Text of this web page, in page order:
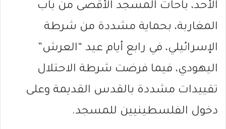
الأحد، باحات المسجد الأقصى من باب
المغاربة، بحماية مشددة من شرطة
الإسرائيلي، في رابع أيام عيد “العرش”
اليهودي، فيما فرضت شرطة الاحتلال
تقييدات مشددة بالقدس القديمة وعلى
دخول الفلسطينيين للمسجد.